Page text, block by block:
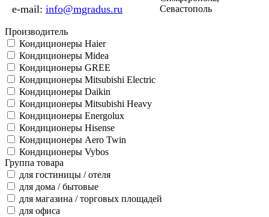
e-mail: info@mgradus.ru
Севастополь
Производитель
Кондиционеры Haier
Кондиционеры Midea
Кондиционеры GREE
Кондиционеры Mitsubishi Electric
Кондиционеры Daikin
Кондиционеры Mitsubishi Heavy
Кондиционеры Energolux
Кондиционеры Hisense
Кондиционеры Aero Twin
Кондиционеры Vybos
Группа товара
для гостиницы / отеля
для дома / бытовые
для магазина / торговых площадей
для офиса